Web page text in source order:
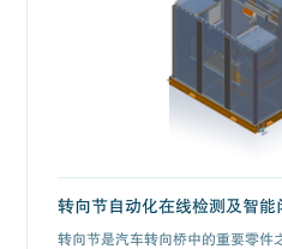
转向节自动化在线检测及智能
转向节是汽车转向桥中的重要零件